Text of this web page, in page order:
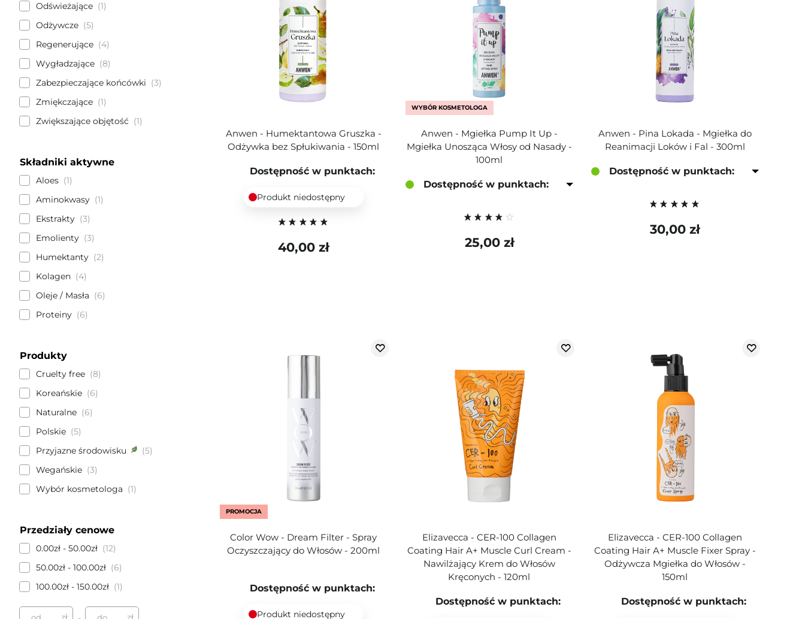
Odświeżające
1
Odżywcze
5
Regenerujące
4
Wygładzające
8
Zabezpieczające końcówki
3
Zmiękczające
1
Zwiększające objętość
1
Składniki aktywne
Aloes
1
Aminokwasy
1
Ekstrakty
3
Emolienty
3
Humektanty
2
Kolagen
4
Oleje / Masła
6
Proteiny
6
Produkty
Cruelty free
8
Koreańskie
6
Naturalne
6
Polskie
5
Przyjazne środowisku
5
Wegańskie
3
Wybór kosmetologa
1
Przedziały cenowe
0.00zł - 50.00zł
12
50.00zł - 100.00zł
6
100.00zł - 150.00zł
1
Anwen - Humektantowa Gruszka -
Odżywka bez Spłukiwania - 150ml
Dostępność w punktach:
Produkt niedostępny
40,00 zł
WYBÓR KOSMETOLOGA
Anwen - Mgiełka Pump It Up -
Mgiełka Unosząca Włosy od Nasady -
100ml
Dostępność w punktach:
25,00 zł
Anwen - Pina Lokada - Mgiełka do
Reanimacji Loków i Fal - 300ml
Dostępność w punktach:
30,00 zł
PROMOCJA
Color Wow - Dream Filter - Spray
Oczyszczający do Włosów - 200ml
Dostępność w punktach:
Produkt niedostępny
Elizavecca - CER-100 Collagen
Coating Hair A+ Muscle Curl Cream -
Nawilżający Krem do Włosów
Kręconych - 120ml
Dostępność w punktach:
Elizavecca - CER-100 Collagen
Coating Hair A+ Muscle Fixer Spray -
Odżywcza Mgiełka do Włosów -
150ml
Dostępność w punktach: